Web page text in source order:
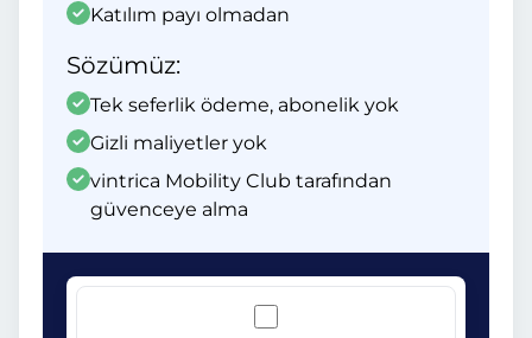
Katılım payı olmadan
Sözümüz:
Tek seferlik ödeme, abonelik yok
Gizli maliyetler yok
vintrica Mobility Club tarafından
güvenceye alma